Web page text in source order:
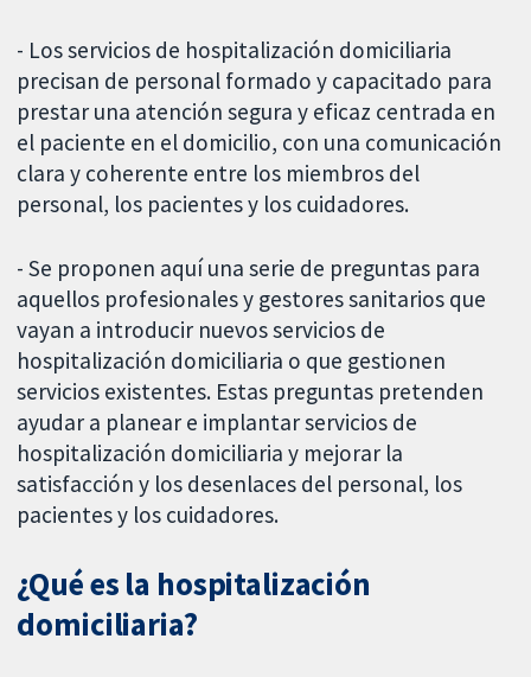
- Los servicios de hospitalización domiciliaria
precisan de personal formado y capacitado para
prestar una atención segura y eficaz centrada en
el paciente en el domicilio, con una comunicación
clara y coherente entre los miembros del
personal, los pacientes y los cuidadores.
- Se proponen aquí una serie de preguntas para
aquellos profesionales y gestores sanitarios que
vayan a introducir nuevos servicios de
hospitalización domiciliaria o que gestionen
servicios existentes. Estas preguntas pretenden
ayudar a planear e implantar servicios de
hospitalización domiciliaria y mejorar la
satisfacción y los desenlaces del personal, los
pacientes y los cuidadores.
¿Qué es la hospitalización
domiciliaria?